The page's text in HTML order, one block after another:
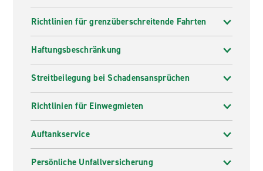
Richtlinien für grenzüberschreitende Fahrten
Haftungsbeschränkung
Streitbeilegung bei Schadensansprüchen
Richtlinien für Einwegmieten
Auftankservice
Persönliche Unfallversicherung